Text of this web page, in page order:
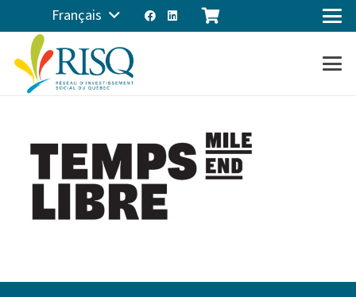
Français